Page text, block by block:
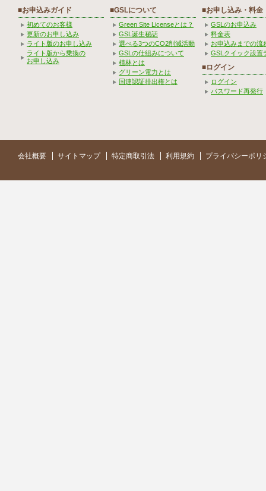
■お申込みガイド
初めてのお客様
更新のお申し込み
ライト版のお申し込み
ライト版から乗換の
お申し込み
■GSLについて
Green Site Licenseとは？
GSL誕生秘話
選べる3つのCO2削減活動
GSLの仕組みについて
植林とは
グリーン電力とは
国連認証排出権とは
■お申し込み・料金
GSLのお申込み
料金表
お申込みまでの流
GSLクイック設置
■ログイン
ログイン
パスワード再発行
会社概要 サイトマップ 特定商取引法 利用規約 プライバシーポリ